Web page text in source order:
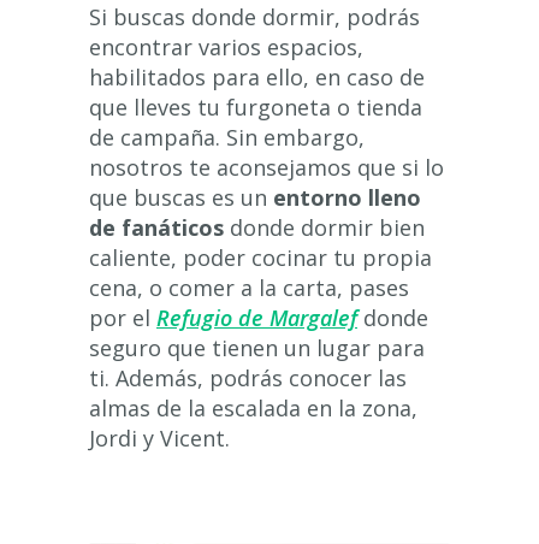
Si buscas donde dormir, podrás
encontrar varios espacios,
habilitados para ello, en caso de
que lleves tu furgoneta o tienda
de campaña. Sin embargo,
nosotros te aconsejamos que si lo
que buscas es un entorno lleno
de fanáticos donde dormir bien
caliente, poder cocinar tu propia
cena, o comer a la carta, pases
por el Refugio de Margalefdonde
seguro que tienen un lugar para
ti. Además, podrás conocer las
almas de la escalada en la zona,
Jordi y Vicent.